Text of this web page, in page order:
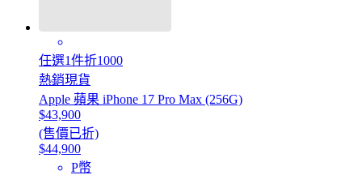
任選1件折1000
熱銷現貨
Apple 蘋果 iPhone 17 Pro Max (256G)
$43,900
(售價已折)
$44,900
P幣